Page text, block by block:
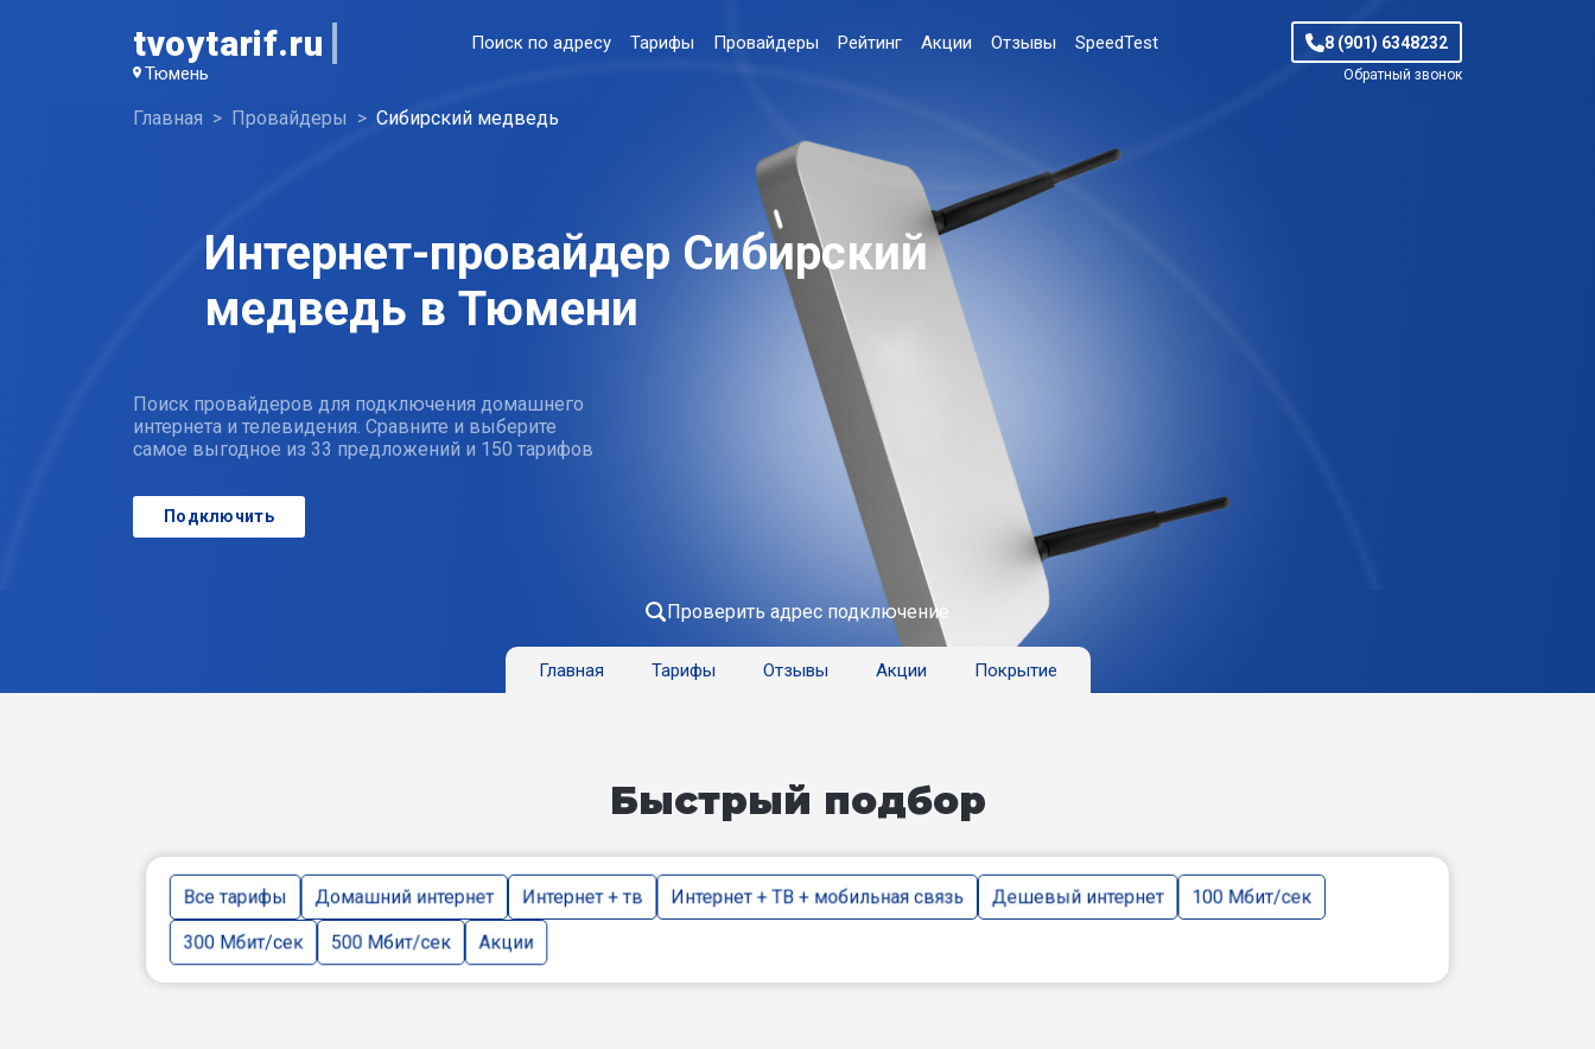
tvoytarif.ru
Тюмень
Поиск по адресу Тарифы Провайдеры Рейтинг Акции Отзывы SpeedTest 8 (901) 6348232
Обратный звонок
Главная Провайдеры Сибирский медведь
Интернет-провайдер Сибирский
медведь в Тюмени
Поиск провайдеров для подключения домашнего
интернета и телевидения. Сравните и выберите
самое выгодное из 33 предложений и 150 тарифов
Подключить
Проверить адрес подключение
Главная Тарифы Отзывы Акции Покрытие
Быстрый подбор
Все тарифы Домашний интернет Интернет + тв Интернет + ТВ + мобильная связь Дешевый интернет 100 Мбит/сек
300 Мбит/сек 500 Мбит/сек Акции